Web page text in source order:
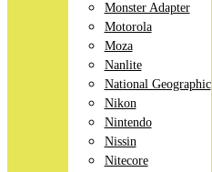
Monster Adapter
Motorola
Moza
Nanlite
National Geographic
Nikon
Nintendo
Nissin
Nitecore